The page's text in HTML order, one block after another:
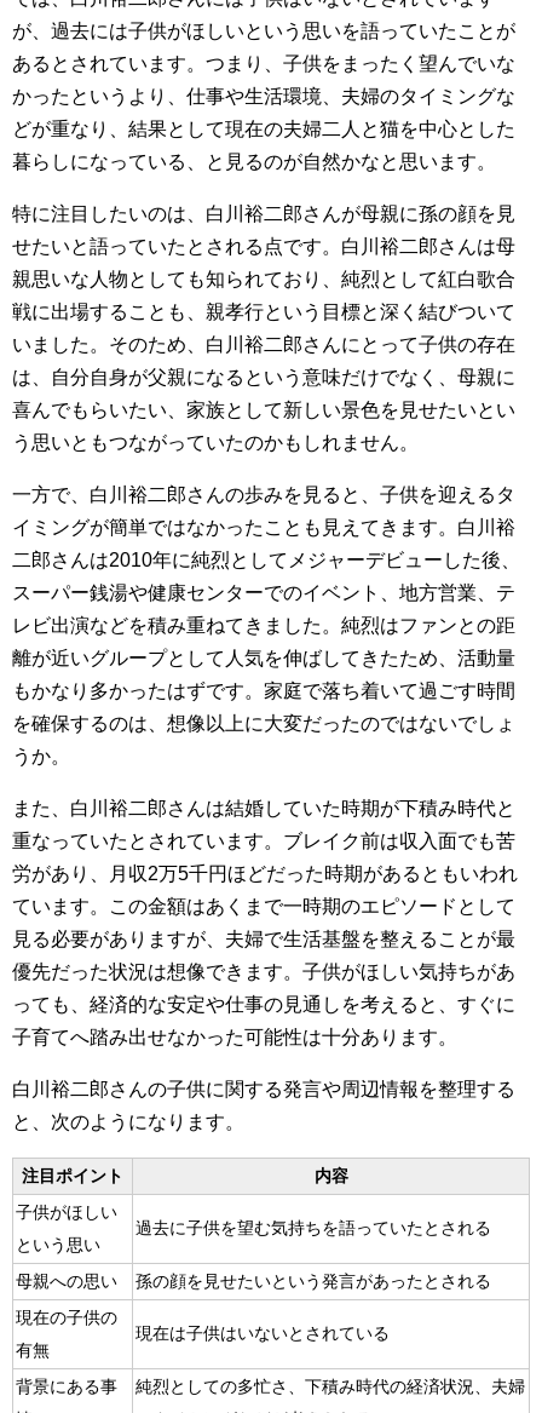
が、過去には子供がほしいという思いを語っていたことが
あるとされています。つまり、子供をまったく望んでいな
かったというより、仕事や生活環境、夫婦のタイミングな
どが重なり、結果として現在の夫婦二人と猫を中心とした
暮らしになっている、と見るのが自然かなと思います。
特に注目したいのは、白川裕二郎さんが母親に孫の顔を見
せたいと語っていたとされる点です。白川裕二郎さんは母
親思いな人物としても知られており、純烈として紅白歌合
戦に出場することも、親孝行という目標と深く結びついて
いました。そのため、白川裕二郎さんにとって子供の存在
は、自分自身が父親になるという意味だけでなく、母親に
喜んでもらいたい、家族として新しい景色を見せたいとい
う思いともつながっていたのかもしれません。
一方で、白川裕二郎さんの歩みを見ると、子供を迎えるタ
イミングが簡単ではなかったことも見えてきます。白川裕
二郎さんは2010年に純烈としてメジャーデビューした後、
スーパー銭湯や健康センターでのイベント、地方営業、テ
レビ出演などを積み重ねてきました。純烈はファンとの距
離が近いグループとして人気を伸ばしてきたため、活動量
もかなり多かったはずです。家庭で落ち着いて過ごす時間
を確保するのは、想像以上に大変だったのではないでしょ
うか。
また、白川裕二郎さんは結婚していた時期が下積み時代と
重なっていたとされています。ブレイク前は収入面でも苦
労があり、月収2万5千円ほどだった時期があるともいわれ
ています。この金額はあくまで一時期のエピソードとして
見る必要がありますが、夫婦で生活基盤を整えることが最
優先だった状況は想像できます。子供がほしい気持ちがあ
っても、経済的な安定や仕事の見通しを考えると、すぐに
子育てへ踏み出せなかった可能性は十分あります。
白川裕二郎さんの子供に関する発言や周辺情報を整理する
と、次のようになります。
注目ポイント
内容
子供がほしい
という思い
過去に子供を望む気持ちを語っていたとされる
母親への思い
孫の顔を見せたいという発言があったとされる
現在の子供の
有無
現在は子供はいないとされている
背景にある事
純烈としての多忙さ、下積み時代の経済状況、夫婦